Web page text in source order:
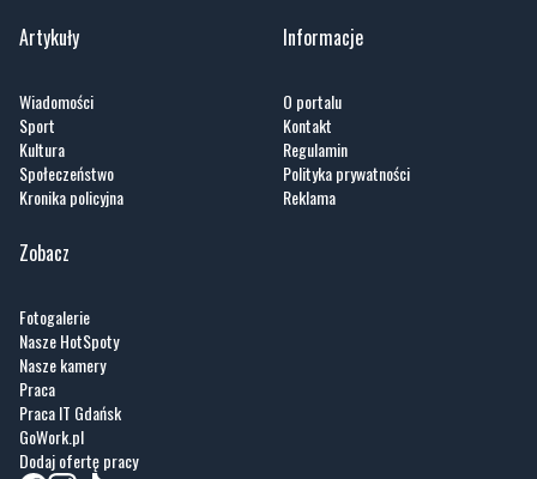
Artykuły
Wiadomości
Sport
Kultura
Społeczeństwo
Kronika policyjna
Informacje
O portalu
Kontakt
Regulamin
Polityka prywatności
Reklama
Zobacz
Fotogalerie
Nasze HotSpoty
Nasze kamery
Praca
Praca IT Gdańsk
GoWork.pl
Dodaj ofertę pracy